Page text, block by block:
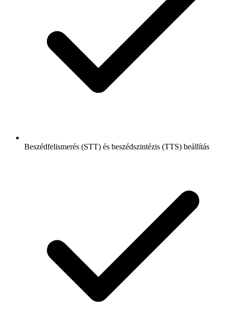
Beszédfelismerés (STT) és beszédszintézis (TTS) beállítás